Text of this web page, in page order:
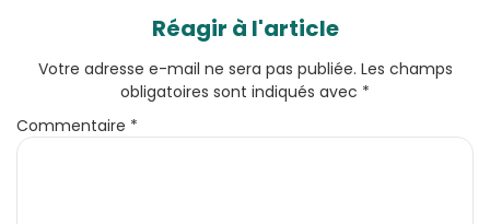
Réagir à l'article
Votre adresse e-mail ne sera pas publiée. Les champs
obligatoires sont indiqués avec *
Commentaire *